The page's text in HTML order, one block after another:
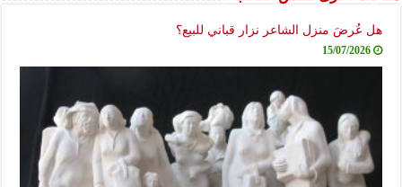
هل عُرضَ منزل الشاعر نزار قباني للبيع؟
15/07/2026